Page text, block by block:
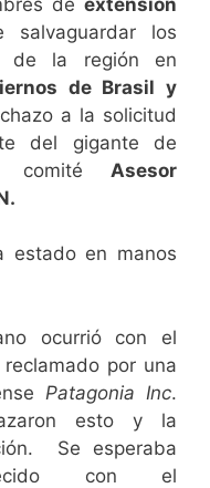
los
de la región en
de Brasil y
a la solicitud
del gigante de
Asesor
estado en manos
ocurrió con el
por una
Patagonia Inc.
esto y la
Se esperaba
con el